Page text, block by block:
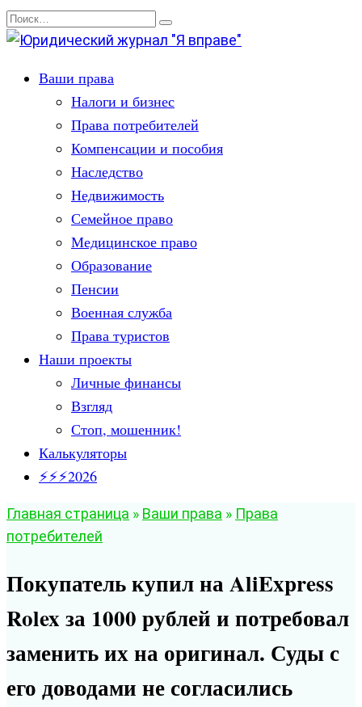
Перейти
к
Search
for:
Ваши права
Налоги и бизнес
Права потребителей
Компенсации и пособия
Наследство
Недвижимость
Семейное право
Медицинское право
Образование
Пенсии
Военная служба
Права туристов
Наши проекты
Личные финансы
Взгляд
Стоп, мошенник!
Калькуляторы
⚡⚡⚡2026
Главная страница » Ваши права » Права
потребителей
Покупатель купил на AliExpress
Rolex за 1000 рублей и потребовал
заменить их на оригинал. Суды с
его доводами не согласились